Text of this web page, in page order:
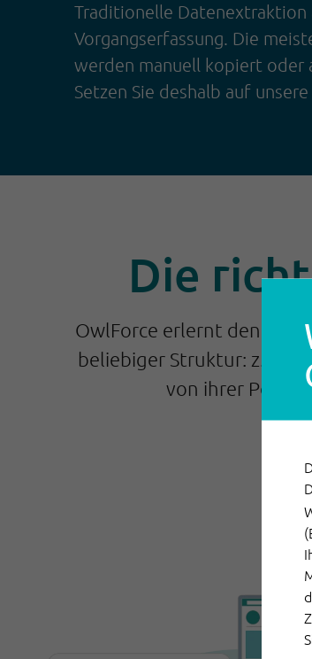
Traditionelle Datenextraktion
Vorgangserfassung. Die
werden manuell kopiert oder
Setzen Sie deshalb auf
Die
OwlForce erlernt den
beliebiger Struktur: z.B.
von ihrer